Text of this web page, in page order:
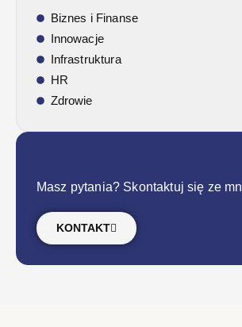
Biznes i Finanse
Innowacje
Infrastruktura
HR
Zdrowie
Masz pytania? Skontaktuj się ze
KONTAKT